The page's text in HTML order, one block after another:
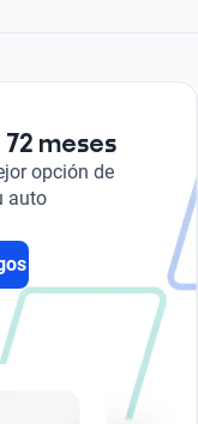
meses
opción de
auto